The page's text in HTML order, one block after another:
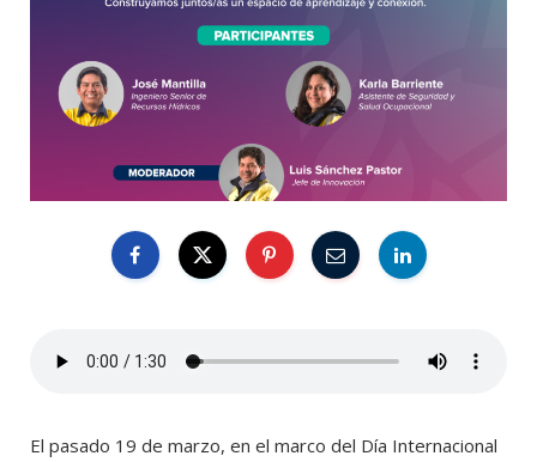
El pasado 19 de marzo, en el marco del Día Internacional